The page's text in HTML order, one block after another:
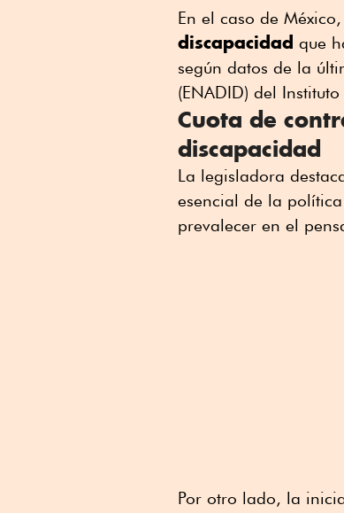
En el caso de
discapacidad que
según datos de la
(ENADID) del
Cuota de
discapacidad
La legisladora
esencial de la
prevalecer en el
Por otro lado, la